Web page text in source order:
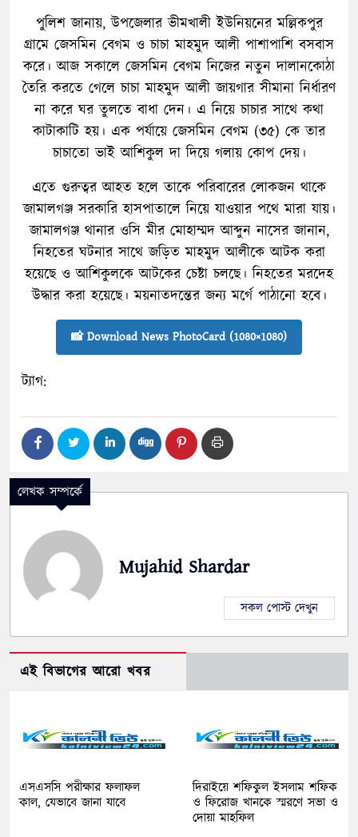
পুলিশ জানায়, উপজেলার ভীমখালী ইউনিয়নের মল্লিকপুর
গ্রামে জেসমিন বেগম ও চাচা মাহমুদ আলী পাশাপাশি বসবাস
করে। আজ সকালে জেসমিন বেগম নিজের নতুন দালানকোঠা
তৈরি করতে গেলে চাচা মাহমুদ আলী জায়গার সীমানা নির্ধারণ
না করে ঘর তুলতে বাধা দেন। এ নিয়ে চাচার সাথে কথা
কাটাকাটি হয়। এক পর্যায়ে জেসমিন বেগম (৩৫) কে তার
চাচাতো ভাই আশিকুল দা দিয়ে গলায় কোপ দেয়।
এতে গুরুত্বর আহত হলে তাকে পরিবারের লোকজন থাকে
জামালগঞ্জ সরকারি হাসপাতালে নিয়ে যাওয়ার পথে মারা যায়।
জামালগঞ্জ থানার ওসি মীর মোহাম্মদ আব্দুন নাসের জানান,
নিহতের ঘটনার সাথে জড়িত মাহমুদ আলীকে আটক করা
হয়েছে ও আশিকুলকে আটকের চেষ্টা চলছে। নিহতের মরদেহ
উদ্ধার করা হয়েছে। ময়নাতদন্তের জন্য মর্গে পাঠানো হবে।
📸 Download News PhotoCard (1080×1080)
ট্যাগ:
লেখক সম্পর্কে
Mujahid Shardar
সকল পোস্ট দেখুন
এই বিভাগের আরো খবর
এসএসসি পরীক্ষার ফলাফল
কাল, যেভাবে জানা যাবে
দিরাইয়ে শফিকুল ইসলাম শফিক
ও ফিরোজ খানকে স্মরণে সভা ও
দোয়া মাহফিল